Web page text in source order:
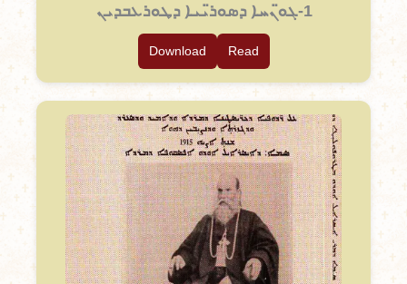
1-ܓܘ̈ܢܚܐ ܕܣܘܪ̈ܝܝܐ ܕܛܘܪܥܒܕܝܢ
Read
Download